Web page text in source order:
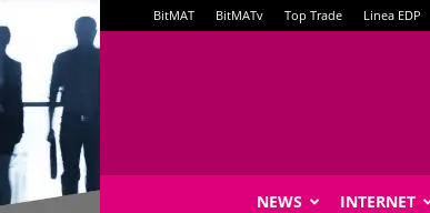
BitMAT BitMATv Top Trade Linea EDP
NEWS INTERNET